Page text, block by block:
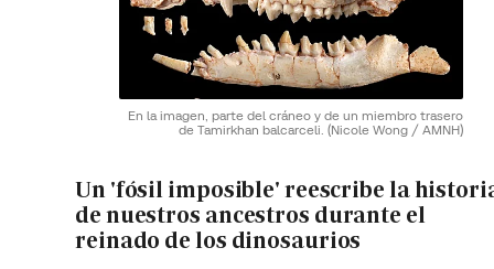
En la imagen, parte del cráneo y de un miembro trasero
de Tamirkhan balcarceli. (Nicole Wong / AMNH)
Un 'fósil imposible' reescribe la
de nuestros ancestros durante el
reinado de los dinosaurios